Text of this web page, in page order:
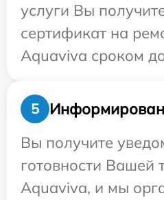
услуги Вы
сертификат на
Aquaviva сроком
5
Вы получите
готовности Вашей
Aquaviva, и мы